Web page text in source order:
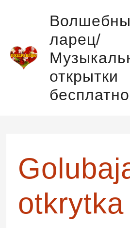
содержимому
ларец/
открытки
бесплатно
otkrytka
записям